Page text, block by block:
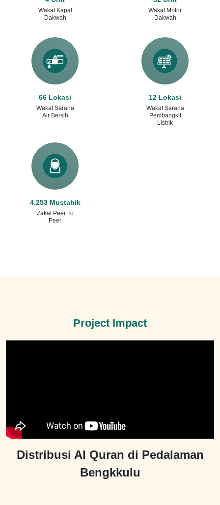
Wakaf Kapal
Dakwah
Wakaf Motor
Dakwah
66 Lokasi
Wakaf Sarana
Air Bersih
12 Lokasi
Wakaf Sarana
Pembangkit
Listrik
4.253 Mustahik
Zakat Peer To
Peer
Project Impact
Distribusi Al Quran di Pedalaman
Bengkkulu